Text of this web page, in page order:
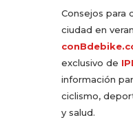
Consejos para
ciudad en
exclusivo de
información
ciclismo,
y salud.